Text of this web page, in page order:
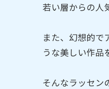
若い層からの人
また、幻想的で
うな美しい作品
そんなラッセン